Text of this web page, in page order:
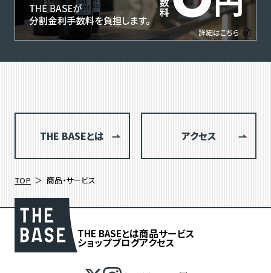
THE BASEとは アクセス
TOP 商品・サービス
THE BASEとは商品サービス
ショップブログアクセス